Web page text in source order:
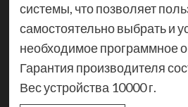
системы, что позволяет
самостоятельно выбрать и
необходимое программное
Гарантия производителя
Вес устройства 10000 г.